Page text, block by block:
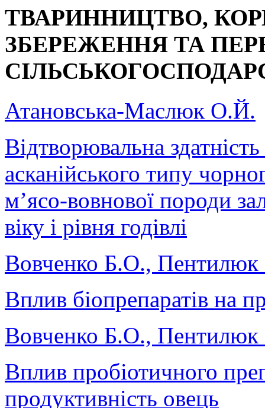
ТВАРИННИЦТВО,
ЗБЕРЕЖЕННЯ ТА
Атановська-Маслюк О.Й.
Відтворювальна
асканійського типу
м’ясо-вовнової породи
віку і рівня годівлі
Вовченко Б.О.,
Вплив біопрепаратів на
Вовченко Б.О.,
Вплив пробіотичного
продуктивність овець